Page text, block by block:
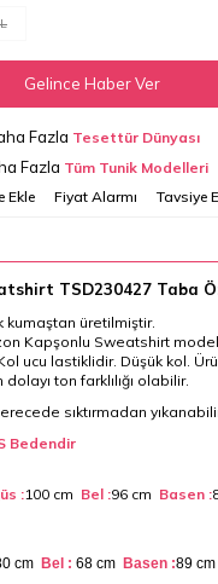
Gelince Haber Ver
Fazla Tesettür Dünyası
Fazla Tüm Tunik Modelleri
Ekle
Fiyat Alarmı Tavsiye
TSD230427 Taba
kumaştan üretilmiştir.
Kapşonlu Sweatshirt
ucu lastiklidir. Düşük kol.
ton farklılığı olabilir.
sıktırmadan
Bedendir
:100 cm Bel :96 cm Basen :
cm Bel : 68 cm Basen :89 cm